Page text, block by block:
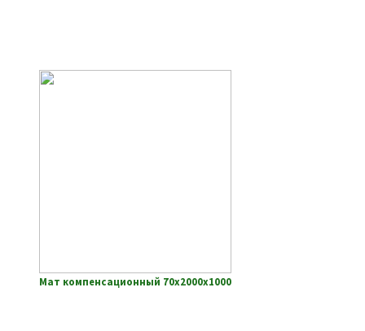
Мат компенсационный 70х2000х1000